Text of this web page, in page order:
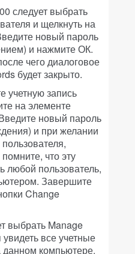
следует выбрать
и щелкнуть на
новый пароль
и нажмите ОК.
чего диалоговое
будет закрыто.
учетную запись
на элементе
новый пароль
и при желании
что эту
любой пользователь,
Завершите
Change
выбрать Manage
все учетные
компьютере.